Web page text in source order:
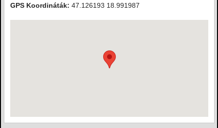
GPS Koordináták: 47.126193 18.991987